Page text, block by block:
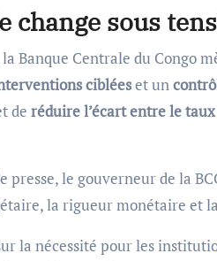
change sous
Banque Centrale du Congo
cibléeset un
de réduire l’écart entre le
presse, le gouverneur de la
la rigueur monétaire et
la nécessité pour les